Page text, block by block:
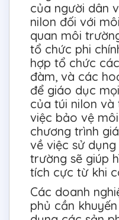
của người dân
nilon đối với
quan môi
tổ chức phi
hợp tổ chức
đàm, và các
để giáo dục
của túi nilon
việc bảo vệ
chương trình
về việc sử
trường sẽ giúp
tích cực từ khi
Các doanh
phủ cần